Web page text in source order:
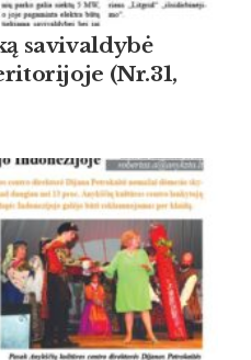
savivaldybė
(Nr.31,